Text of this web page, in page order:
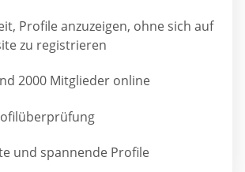
Profile anzuzeigen, ohne sich auf
zu registrieren
2000 Mitglieder online
und spannende Profile